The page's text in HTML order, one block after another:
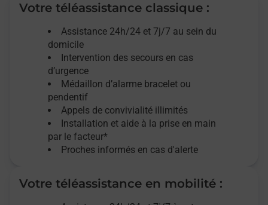
Votre téléassistance classique :
Assistance 24h/24 et 7j/7 au sein du
domicile
Intervention des secours en cas
d’urgence
Médaillon d’alarme bracelet ou
pendentif
Appels de convivialité illimités
Installation et aide à la prise en main
par le facteur*
Proches informés en cas d'alerte
Votre téléassistance en mobilité :